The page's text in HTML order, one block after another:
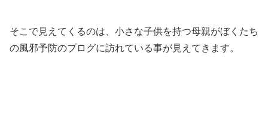
そこで見えてくるのは、小さな子供を持つ母親がぼくたち
の風邪予防のブログに訪れている事が見えてきます。